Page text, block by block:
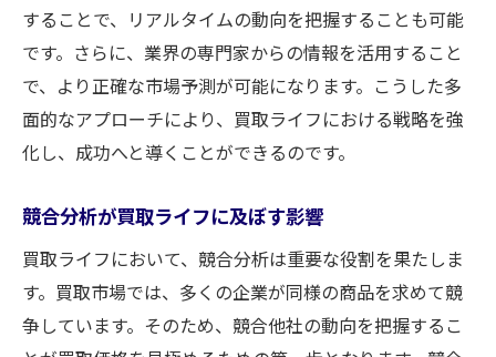
することで、リアルタイムの動向を把握することも可能
です。さらに、業界の専門家からの情報を活用すること
で、より正確な市場予測が可能になります。こうした多
面的なアプローチにより、買取ライフにおける戦略を強
化し、成功へと導くことができるのです。
競合分析が買取ライフに及ぼす影響
買取ライフにおいて、競合分析は重要な役割を果たしま
す。買取市場では、多くの企業が同様の商品を求めて競
争しています。そのため、競合他社の動向を把握するこ